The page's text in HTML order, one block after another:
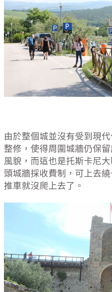
由於整個城並沒有受到現
整修，使得周圍城牆仍保
風貌，而這也是托斯卡尼
頭城牆採收費制，可上去
推車就沒爬上去了。